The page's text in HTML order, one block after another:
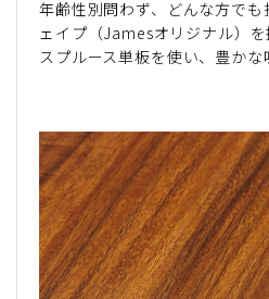
年齢性別問わず、どんな方で
ェイプ（Jamesオリジナル）
スプルース単板を使い、豊かな